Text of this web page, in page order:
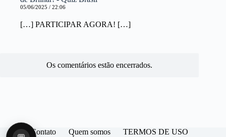
05/06/2025 / 22:06
[…] PARTICIPAR AGORA! […]
Os comentários estão encerrados.
Contato Quem somos
TERMOS DE USO